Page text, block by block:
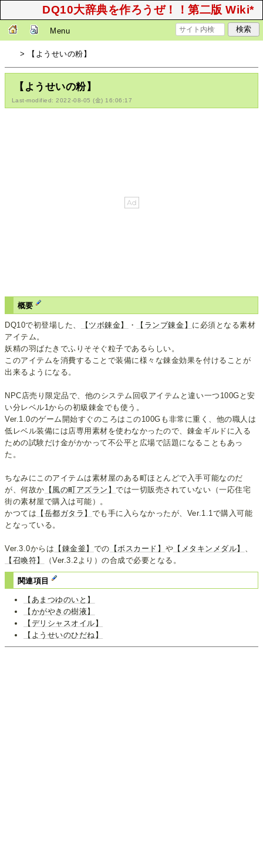
DQ10大辞典を作ろうぜ！！第二版 Wiki*
Menu
> 【ようせいの粉】
【ようせいの粉】
Last-modified: 2022-08-05 (金) 16:06:17
概要
DQ10で初登場した、 【ツボ錬金】 ・ 【ランプ錬金】 に必須となる素材
アイテム。
妖精の羽ばたきでふりそそぐ粒子であるらしい。
このアイテムを消費することで装備に様々な錬金効果を付けることが
出来るようになる。
NPC店売り限定品で、他のシステム回収アイテムと違い一つ100Gと安
い分レベル1からの初級錬金でも使う。
Ver.1.0のゲーム開始すぐのころはこの100Gも非常に重く、他の職人は
低レベル装備には店専用素材を使わなかったので、錬金ギルドに入る
ための試験だけ金がかかって不公平と広場で話題になることもあっ
た。
ちなみにこのアイテムは素材屋のある町ほとんどで入手可能なのだ
が、何故か 【風の町アズラン】では一切販売されていない（一応住宅
街の素材屋で購入は可能）。
かつては 【岳都ガタラ】 でも手に入らなかったが、Ver.1.1で購入可能
となっている。
Ver.3.0からは 【錬金釜】 での 【ボスカード】 や 【メタキンメダル】
【召喚符】
（Ver.3.2より）の合成で必要となる。
関連項目
【あまつゆのいと】
【かがやきの樹液】
【デリシャスオイル】
【ようせいのひだね】